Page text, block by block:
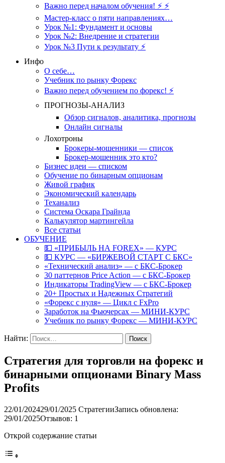
Важно перед началом обучения! ⚡ ⚡
Мастер-класс о пяти направлениях…
Урок №1: Фундамент и основы
Урок №2: Внедрение и стратегии
Урок №3 Пути к результату ⚡️
Инфо
О себе…
Учебник по рынку Форекс
Важно перед обучением по форекс! ⚡
ПРОГНОЗЫ-АНАЛИЗ
Обзор сигналов, аналитика, прогнозы
Онлайн сигналы
Лохотроны
Брокеры-мошенники — список
Брокер-мошенник это кто?
Бизнес идеи — списком
Обучение по бинарным опционам
Живой график
Экономический календарь
Теханализ
Система Оскара Грайнда
Калькулятор мартингейла
Все статьи
ОБУЧЕНИЕ
💵 «ПРИБЫЛЬ НА FOREX» — КУРС
💵 КУРС — «БИРЖЕВОЙ СТАРТ С БКС»
«Технический анализ» — с БКС-Брокер
30 паттернов Price Action — с БКС-Брокер
Индикаторы TradingView — с БКС-Брокер
20+ Простых и Надежных Стратегий
«Форекс с нуля» — Цикл с FxPro
Заработок на Фьючерсах — МИНИ-КУРС
Учебник по рынку Форекс — МИНИ-КУРС
Найти:
Стратегия для торговли на форекс и
бинарными опционами Binary Mass
Profits
22/01/202429/01/2025 СтратегииЗапись обновлена:
29/01/2025Отзывов: 1
Открой содержание статьи